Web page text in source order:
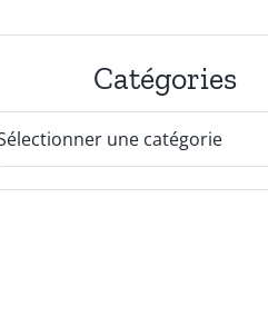
Catégories
Catégories